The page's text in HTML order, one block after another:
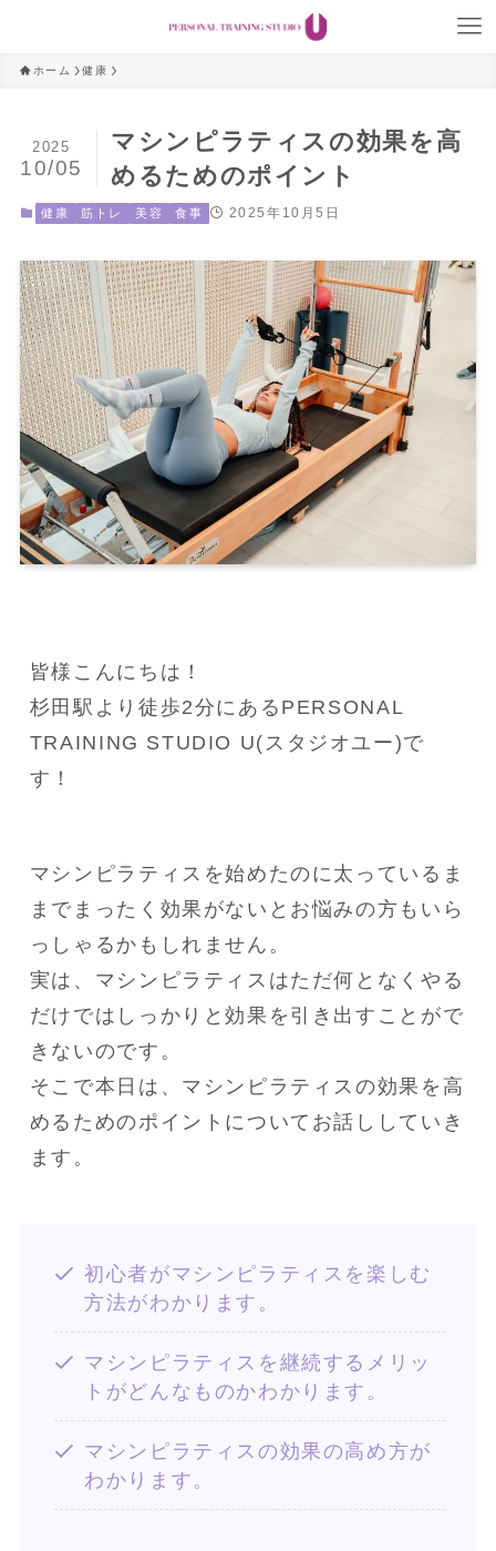
ホーム 健康
マシンピラティスの効果を高
めるためのポイント
2025
10/05
健康 筋トレ 美容 食事 2025年10月5日
皆様こんにちは！
杉田駅より徒歩2分にあるPERSONAL
TRAINING STUDIO U(スタジオユー)で
す！
マシンピラティスを始めたのに太っているま
までまったく効果がないとお悩みの方もいら
っしゃるかもしれません。
実は、マシンピラティスはただ何となくやる
だけではしっかりと効果を引き出すことがで
きないのです。
そこで本日は、マシンピラティスの効果を高
めるためのポイントについてお話ししていき
ます。
初心者がマシンピラティスを楽しむ
方法がわかります。
マシンピラティスを継続するメリッ
トがどんなものかわかります。
マシンピラティスの効果の高め方が
わかります。